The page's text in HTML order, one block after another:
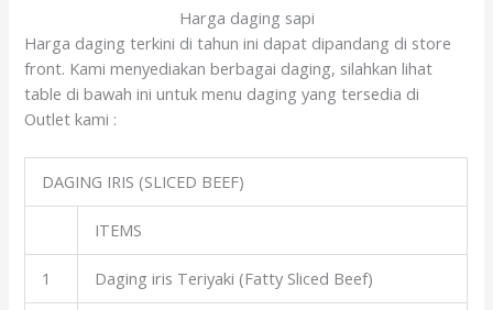
Harga daging sapi
Harga daging terkini di tahun ini dapat dipandang di store
front. Kami menyediakan berbagai daging, silahkan lihat
table di bawah ini untuk menu daging yang tersedia di
Outlet kami :
DAGING IRIS (SLICED BEEF)
ITEMS
1 Daging iris Teriyaki (Fatty Sliced Beef)